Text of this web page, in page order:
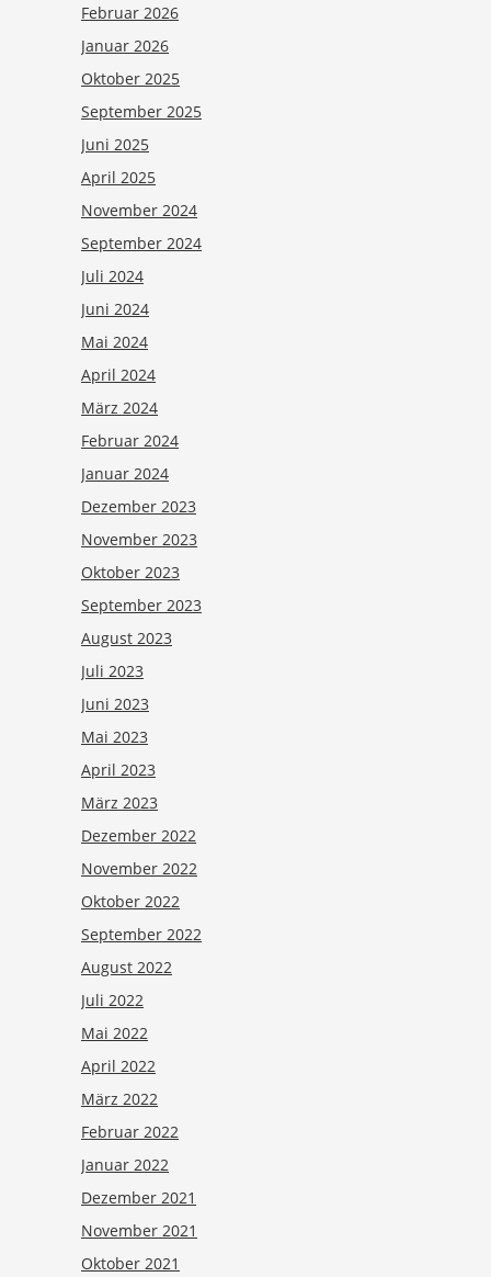
Februar 2026
Januar 2026
Oktober 2025
September 2025
Juni 2025
April 2025
November 2024
September 2024
Juli 2024
Juni 2024
Mai 2024
April 2024
März 2024
Februar 2024
Januar 2024
Dezember 2023
November 2023
Oktober 2023
September 2023
August 2023
Juli 2023
Juni 2023
Mai 2023
April 2023
März 2023
Dezember 2022
November 2022
Oktober 2022
September 2022
August 2022
Juli 2022
Mai 2022
April 2022
März 2022
Februar 2022
Januar 2022
Dezember 2021
November 2021
Oktober 2021